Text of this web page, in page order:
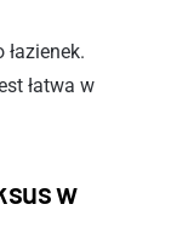
łazienek.
łatwa w
w